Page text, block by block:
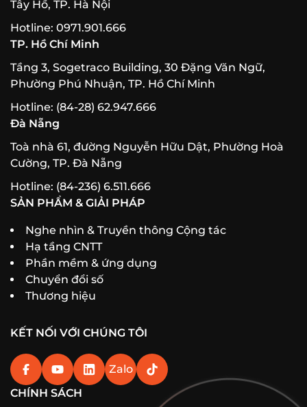
Tây Hồ, TP. Hà Nội
Hotline: 0971.901.666
TP. Hồ Chí Minh
Tầng 3, Sogetraco Building, 30 Đặng Văn Ngữ,
Phường Phú Nhuận, TP. Hồ Chí Minh
Hotline: (84-28) 62.947.666
Đà Nẵng
Toà nhà 61, đường Nguyễn Hữu Dật, Phường Hoà
Cường, TP. Đà Nẵng
Hotline: (84-236) 6.511.666
SẢN PHẨM & GIẢI PHÁP
Nghe nhìn & Truyền thông Cộng tác
Hạ tầng CNTT
Phần mềm & ứng dụng
Chuyển đổi số
Thương hiệu
KẾT NỐI VỚI CHÚNG TÔI
Zalo
CHÍNH SÁCH